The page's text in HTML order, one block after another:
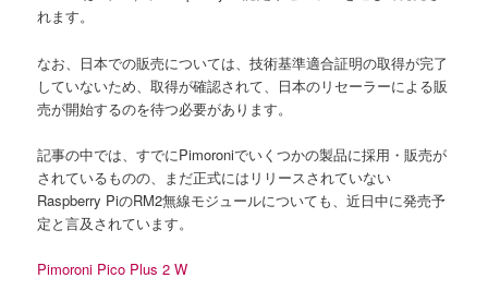
れます。
なお、日本での販売については、技術基準適合証明の取得が完了
していないため、取得が確認されて、日本のリセーラーによる販
売が開始するのを待つ必要があります。
記事の中では、すでにPimoroniでいくつかの製品に採用・販売が
されているものの、まだ正式にはリリースされていない
Raspberry PiのRM2無線モジュールについても、近日中に発売予
定と言及されています。
Pimoroni Pico Plus 2 W